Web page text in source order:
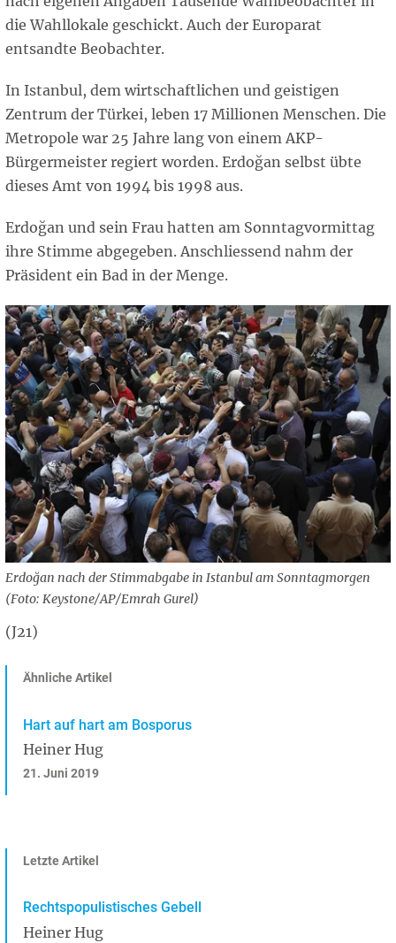
die Wahllokale geschickt. Auch der Europarat
entsandte Beobachter.
In Istanbul, dem wirtschaftlichen und geistigen
Zentrum der Türkei, leben 17 Millionen Menschen. Die
Metropole war 25 Jahre lang von einem AKP-
Bürgermeister regiert worden. Erdoğan selbst übte
dieses Amt von 1994 bis 1998 aus.
Erdoğan und sein Frau hatten am Sonntagvormittag
ihre Stimme abgegeben. Anschliessend nahm der
Präsident ein Bad in der Menge.
Erdoğan nach der Stimmabgabe in Istanbul am Sonntagmorgen
(Foto: Keystone/AP/Emrah Gurel)
(J21)
Ähnliche Artikel
Hart auf hart am Bosporus
Heiner Hug
21. Juni 2019
Letzte Artikel
Rechtspopulistisches Gebell
Heiner Hug